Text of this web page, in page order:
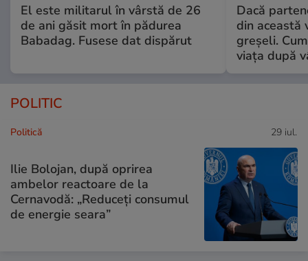
El este militarul în vârstă de 26
de ani găsit mort în pădurea
Babadag. Fusese dat dispărut
Dacă
din această
greșeli.
viața după
POLITIC
Politică 29 iul.
Ilie Bolojan, după oprirea
ambelor reactoare de la
Cernavodă: „Reduceți consumul
de energie seara”